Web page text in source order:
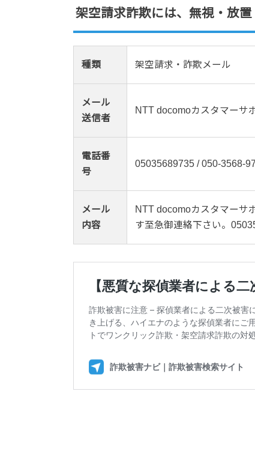
架空請求詐欺には、無視・放
種類 架空請求・詐欺メール
メール
送信者
NTT docomoカスタマーサ
電話番
号
05035689735 / 050-3568-
メール
内容
NTT docomoカスタマーサ
す至急御連絡下さい。